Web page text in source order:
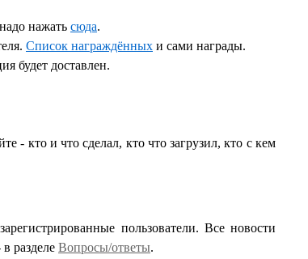
нажать сюда.
Список награждённых и сами награды.
будет доставлен.
- кто и что сделал, кто что загрузил, кто с кем
пользователи. Все новости
разделе Вопросы/ответы.